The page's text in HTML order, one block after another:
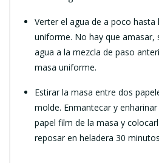
Verter el agua de a poco hasta
uniforme. No hay que amasar,
agua a la mezcla de paso
masa uniforme.
Estirar la masa entre dos
molde. Enmantecar y
papel film de la masa y
reposar en heladera 30